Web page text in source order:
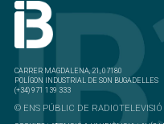
CARRER MAGDALENA, 21, 07180
POLÍGON INDUSTRIAL DE SON BUGADELLES
(+34) 971 139 333
© ENS PÚBLIC DE